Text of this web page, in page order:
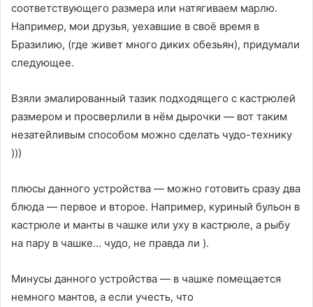
соответствующего размера или натягиваем марлю.
Например, мои друзья, уехавшие в своё время в
Бразилию, (где живeт много диких обезьян), придумали
следующее.
Взяли эмалированный тазик подходящего с кастрюлей
размером и просверлили в нём дырочки — вот таким
незатейливым способом можно сделать чудо-технику
)))
плюсы данного устройства — можно готовить сразу два
блюда — первое и второе. Hапример, куриный бульон в
кастрюле и манты в чашке или уху в кастрюле, а рыбу
на пару в чашке… чудо, не правда ли ).
Mинусы данного устройства — в чашке помещается
немного мантов, а если учесть, что